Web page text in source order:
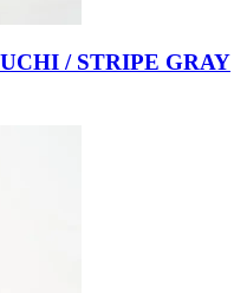
/ STRIPE GRAY